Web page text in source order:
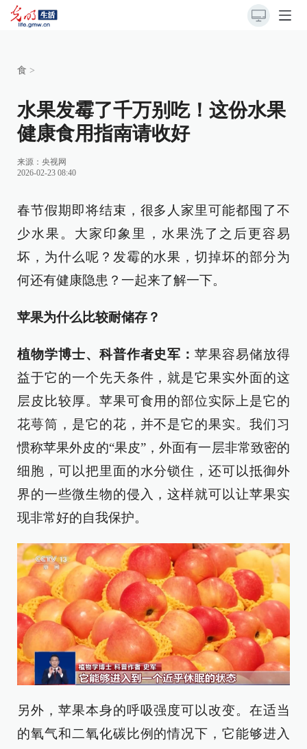
食 >
水果发霉了千万别吃！这份水果
健康食用指南请收好
来源： 央视网
2026-02-23 08:40
春节假期即将结束，很多人家里可能都囤了不
少水果。大家印象里，水果洗了之后更容易
坏，为什么呢？发霉的水果，切掉坏的部分为
何还有健康隐患？一起来了解一下。
苹果为什么比较耐储存？
植物学博士、科普作者史军：苹果容易储放得
益于它的一个先天条件，就是它果实外面的这
层皮比较厚。苹果可食用的部位实际上是它的
花萼筒，是它的花，并不是它的果实。我们习
惯称苹果外皮的“果皮”，外面有一层非常致密的
细胞，可以把里面的水分锁住，还可以抵御外
界的一些微生物的侵入，这样就可以让苹果实
现非常好的自我保护。
另外，苹果本身的呼吸强度可以改变。在适当
的氧气和二氧化碳比例的情况下，它能够进入